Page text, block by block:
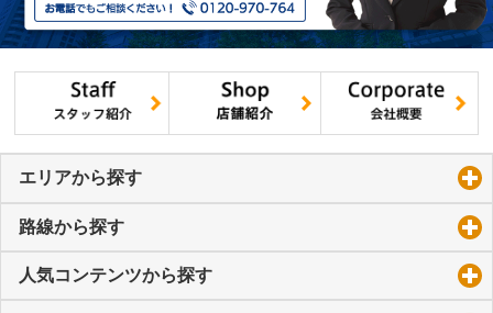
エリアから探す
路線から探す
人気コンテンツから探す